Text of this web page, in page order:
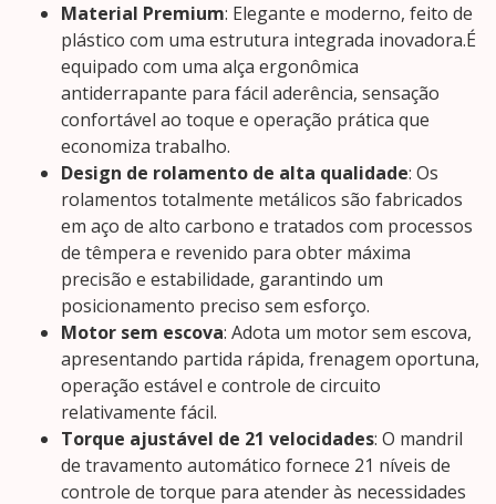
Material Premium: Elegante e moderno, feito de
plástico com uma estrutura integrada inovadora.É
equipado com uma alça ergonômica
antiderrapante para fácil aderência, sensação
confortável ao toque e operação prática que
economiza trabalho.
Design de rolamento de alta qualidade: Os
rolamentos totalmente metálicos são fabricados
em aço de alto carbono e tratados com processos
de têmpera e revenido para obter máxima
precisão e estabilidade, garantindo um
posicionamento preciso sem esforço.
Motor sem escova: Adota um motor sem escova,
apresentando partida rápida, frenagem oportuna,
operação estável e controle de circuito
relativamente fácil.
Torque ajustável de 21 velocidades: O mandril
de travamento automático fornece 21 níveis de
controle de torque para atender às necessidades